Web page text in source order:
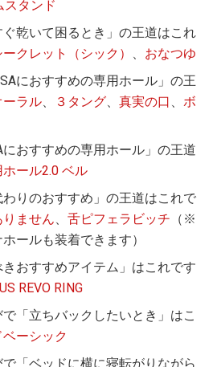
スタンド
ぐ乾いて困るとき」の王道はこれ
クレット（シック） 、 おなつゆ
におすすめの専用ホール」の王
ーラル、 ３タング、真実の口 、ボ
におすすめの専用ホール」の王道
ホール2.0 ベル
わりのおすすめ」の王道はこれで
りません、舌ピフェラビッチ （※
ールも装着できます）
きおすすめアイテム」はこれです
REVO RING
「立ちバックしたいとき」はこ
ーシック
「ベッドに横に寝転がりながら